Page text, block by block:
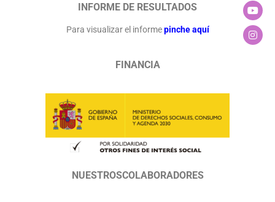
INFORME DE RESULTADOS
Para visualizar el informe pinche aquí
FINANCIA
NUESTROSCOLABORADORES